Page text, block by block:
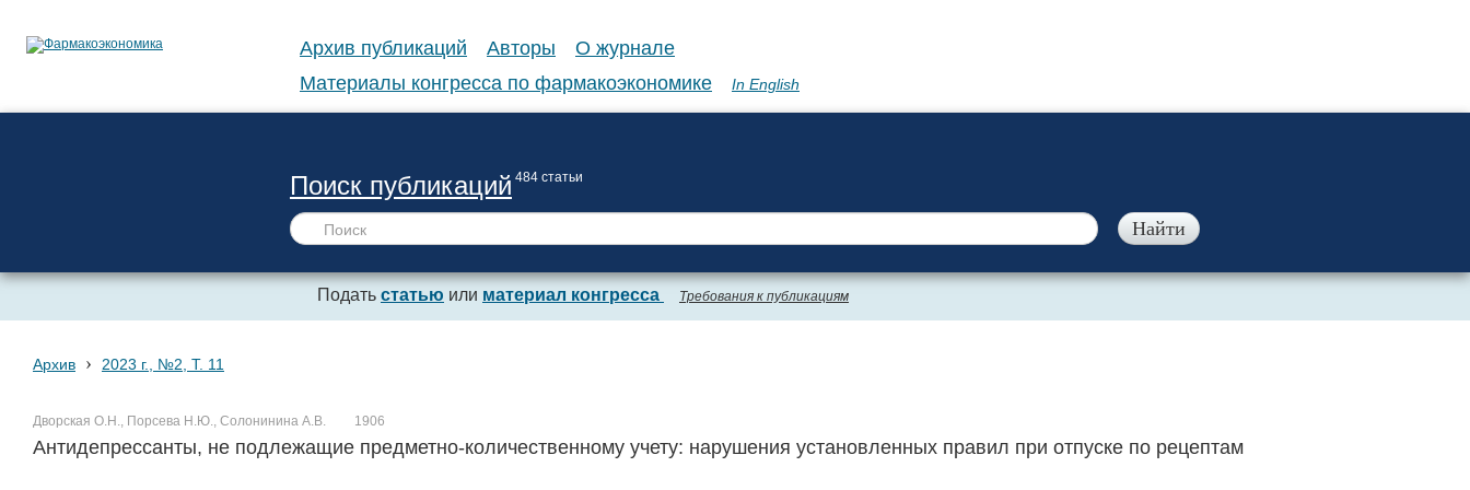
Архив публикаций Авторы
О журнале
Материалы конгресса по фармакоэкономике
In English
Поиск публикаций 484 статьи
Подать статью или материал конгресса Требования к публикациям
Архив › 2023 г., №2, Т. 11
Дворская О.Н., Порсева Н.Ю., Солонинина А.В. 1906
Антидепрессанты, не подлежащие предметно-количественному учету: нарушения установленных правил при отпуске по рецептам